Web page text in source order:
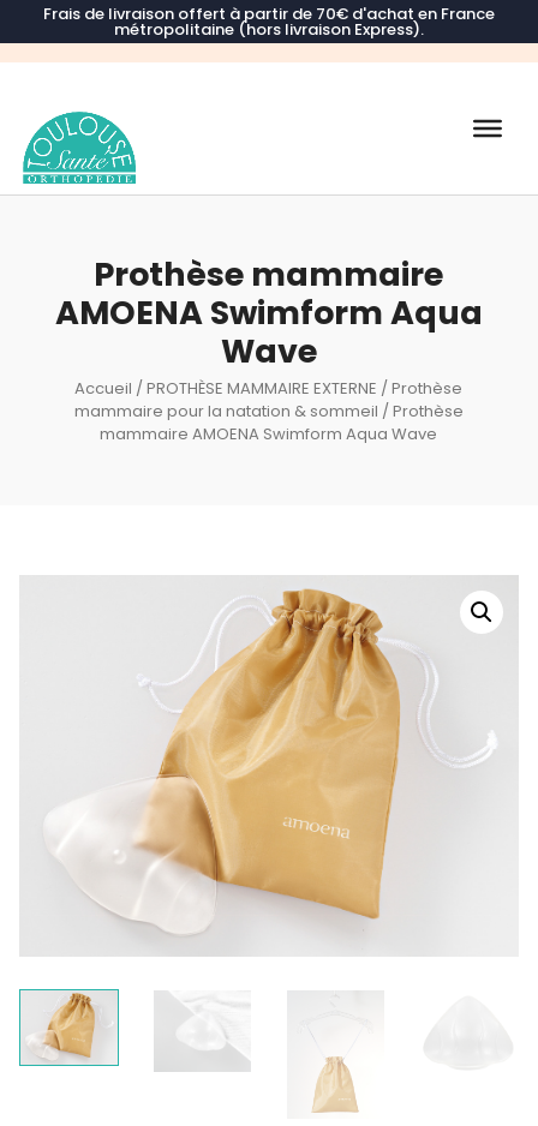
Frais de livraison offert à partir de 70€ d'achat en France
métropolitaine (hors livraison Express).
Recherche
Prothèse mammaire
AMOENA Swimform Aqua
Wave
Accueil /PROTHÈSE MAMMAIRE EXTERNE /Prothèse
mammaire pour la natation & sommeil / Prothèse
mammaire AMOENA Swimform Aqua Wave